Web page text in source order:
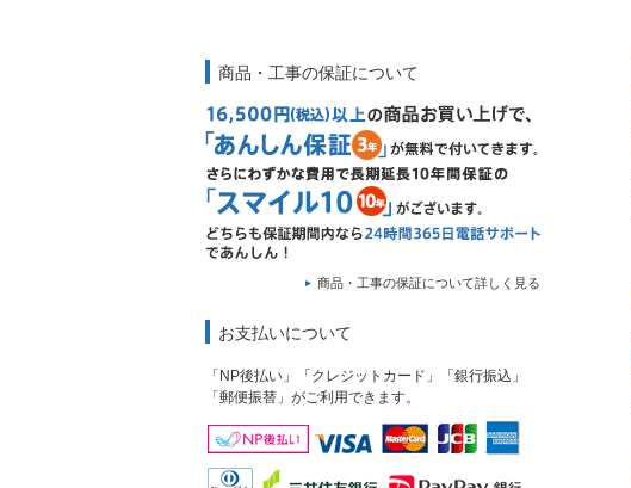
商品・工事の保証について
商品・工事の保証について詳しく見る
お支払いについて
「NP後払い」「クレジットカード」「銀行振込」
「郵便振替」がご利用できます。